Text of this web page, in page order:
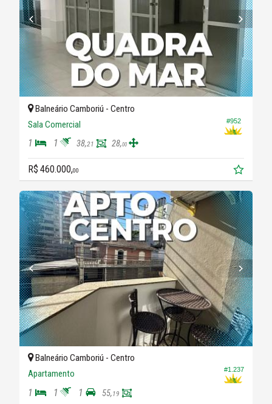
#952
Balneário Camboriú - Centro
Sala Comercial
1 1 38,21 28,00
R$ 460.000,00
#1.237
Balneário Camboriú - Centro
Apartamento
1 1 1 55,19